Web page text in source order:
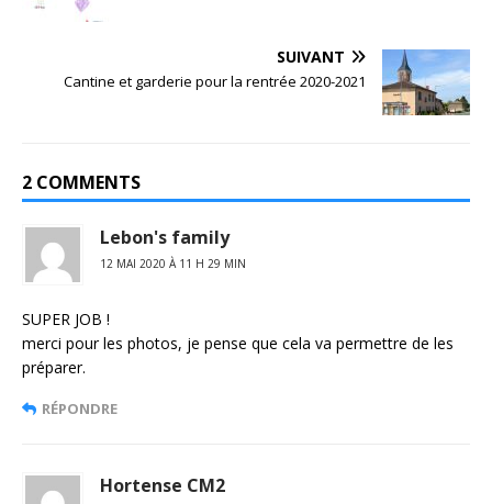
SUIVANT
Cantine et garderie pour la rentrée 2020-2021
2 COMMENTS
Lebon's family
12 MAI 2020 À 11 H 29 MIN
SUPER JOB !
merci pour les photos, je pense que cela va permettre de les
préparer.
RÉPONDRE
Hortense CM2